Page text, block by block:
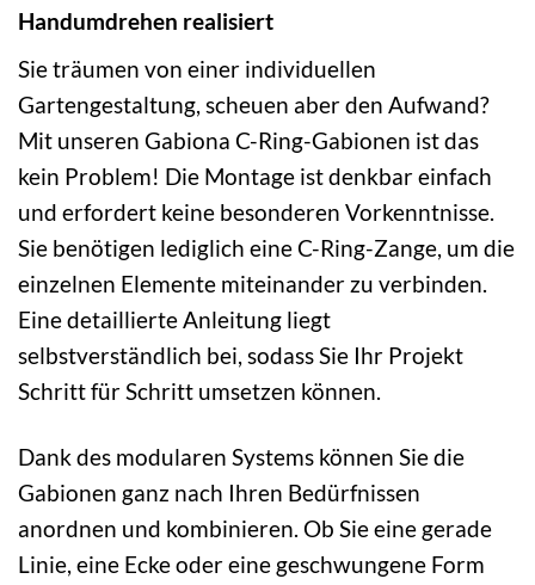
Handumdrehen realisiert
Sie träumen von einer individuellen
Gartengestaltung, scheuen aber den Aufwand?
Mit unseren Gabiona C-Ring-Gabionen ist das
kein Problem! Die Montage ist denkbar einfach
und erfordert keine besonderen Vorkenntnisse.
Sie benötigen lediglich eine C-Ring-Zange, um die
einzelnen Elemente miteinander zu verbinden.
Eine detaillierte Anleitung liegt
selbstverständlich bei, sodass Sie Ihr Projekt
Schritt für Schritt umsetzen können.
Dank des modularen Systems können Sie die
Gabionen ganz nach Ihren Bedürfnissen
anordnen und kombinieren. Ob Sie eine gerade
Linie, eine Ecke oder eine geschwungene Form